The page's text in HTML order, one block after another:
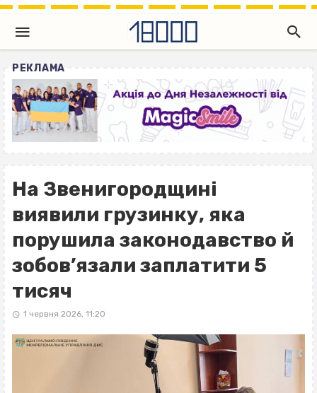
РЕКЛАМА
На Звенигородщині
виявили грузинку, яка
порушила законодавство й
зобов’язали заплатити 5
тисяч
1 червня 2026, 11:20